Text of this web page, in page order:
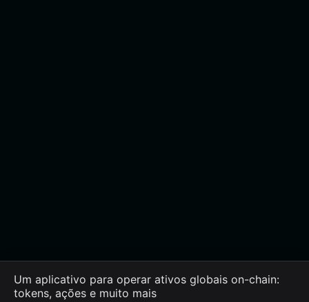
Um aplicativo para operar ativos globais on-chain:
tokens, ações e muito mais